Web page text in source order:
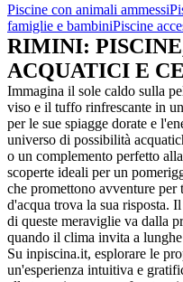
Piscine con animali ammessi
famiglie e bambiniPiscine
RIMINI:
ACQUATICI E
Immagina il sole caldo sulla
viso e il tuffo rinfrescante in
per le sue spiagge dorate e
universo di possibilità
o un complemento perfetto
scoperte ideali per un
che promettono avventure
d'acqua trova la sua risposta.
di queste meraviglie va dalla
quando il clima invita a
Su inpiscina.it, esplorare le
un'esperienza intuitiva e